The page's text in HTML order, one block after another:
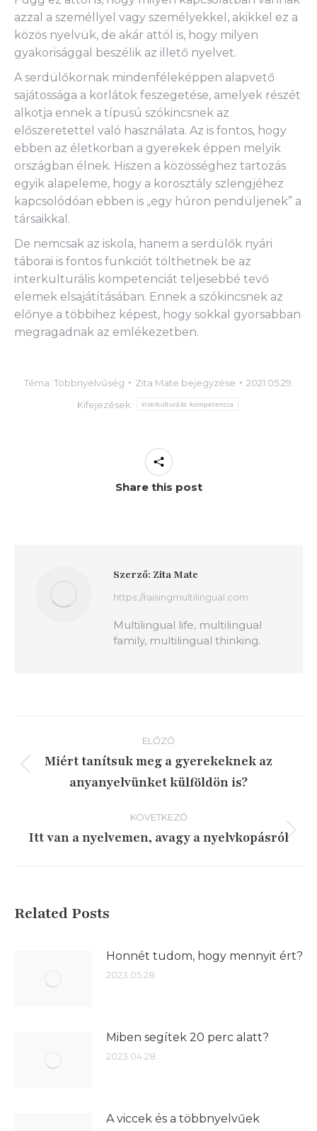
azzal a személlyel vagy személyekkel, akikkel ez a
közös nyelvük, de akár attól is, hogy milyen
gyakorisággal beszélik az illető nyelvet.
A serdülőkornak mindenféleképpen alapvető
sajátossága a korlátok feszegetése, amelyek részét
alkotja ennek a típusú szókincsnek az
előszeretettel való használata. Az is fontos, hogy
ebben az életkorban a gyerekek éppen melyik
országban élnek. Hiszen a közösséghez tartozás
egyik alapeleme, hogy a korosztály szlengjéhez
kapcsolódóan ebben is „egy húron pendüljenek” a
társaikkal.
De nemcsak az iskola, hanem a serdülők nyári
táborai is fontos funkciót tölthetnek be az
interkulturális kompetenciát teljesebbé tevő
elemek elsajátításában. Ennek a szókincsnek az
előnye a többihez képest, hogy sokkal gyorsabban
megragadnak az emlékezetben.
Téma: Többnyelvűség Zita Mate bejegyzése
2021.05.29.
Kifejezések:
interkulturális kompetencia
Share this post
Szerző: Zita Mate
https://raisingmultilingual.com
Multilingual life, multilingual
family, multilingual thinking.
navigáció
ELŐZŐ
Előző
írás:
Miért tanítsuk meg a gyerekeknek az
anyanyelvünket külföldön is?
KÖVETKEZŐ
Következő
Itt van a nyelvemen, avagy a nyelvkopásról
Related Posts
Honnét tudom, hogy mennyit ért?
2023.05.28.
Miben segítek 20 perc alatt?
2023.04.28.
A viccek és a többnyelvűek